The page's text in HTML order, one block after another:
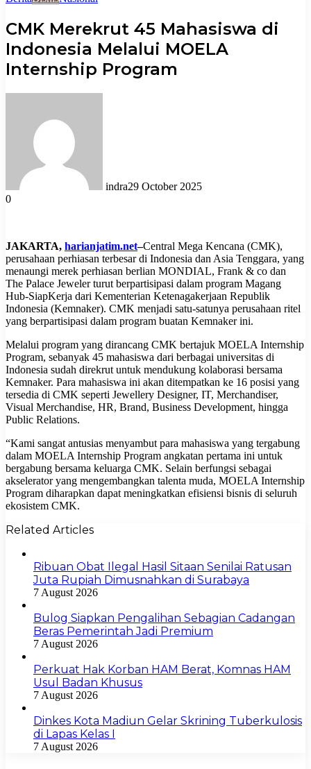
CMK Merekrut 45 Mahasiswa di
Indonesia Melalui MOELA
Internship Program
indra29 October 2025
0
JAKARTA, harianjatim.net–Central Mega Kencana (CMK),
perusahaan perhiasan terbesar di Indonesia dan Asia Tenggara, yang
menaungi merek perhiasan berlian MONDIAL, Frank & co dan
The Palace Jeweler turut berpartisipasi dalam program Magang
Hub-SiapKerja dari Kementerian Ketenagakerjaan Republik
Indonesia (Kemnaker). CMK menjadi satu-satunya perusahaan ritel
yang berpartisipasi dalam program buatan Kemnaker ini.
Melalui program yang dirancang CMK bertajuk MOELA Internship
Program, sebanyak 45 mahasiswa dari berbagai universitas di
Indonesia sudah direkrut untuk mendukung kolaborasi bersama
Kemnaker. Para mahasiswa ini akan ditempatkan ke 16 posisi yang
tersedia di CMK seperti Jewellery Designer, IT, Merchandiser,
Visual Merchandise, HR, Brand, Business Development, hingga
Public Relations.
“Kami sangat antusias menyambut para mahasiswa yang tergabung
dalam MOELA Internship Program angkatan pertama ini untuk
bergabung bersama keluarga CMK. Selain berfungsi sebagai
akselerator yang mengembangkan talenta muda, MOELA Internship
Program diharapkan dapat meningkatkan efisiensi bisnis di seluruh
ekosistem CMK.
Related Articles
Ribuan Obat Ilegal Hasil Sitaan Senilai Ratusan
Juta Rupiah Dimusnahkan di Surabaya
7 August 2026
Bulog Siapkan Pengalihan Sebagian Cadangan
Beras Pemerintah Jadi Premium
7 August 2026
Perkuat Hak Korban HAM Berat, Komnas HAM
Usul Badan Khusus
7 August 2026
Dinkes Kota Madiun Gelar Skrining Tuberkulosis
di Lapas Kelas I
7 August 2026